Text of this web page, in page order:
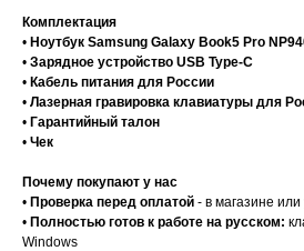
Комплектация
• Ноутбук Samsung Galaxy Book5 Pro
• Зарядное устройство USB Type-C
• Кабель питания для России
• Лазерная гравировка клавиатуры для
• Гарантийный талон
• Чек
Почему покупают у нас
• Проверка перед оплатой - в магазине или
• Полностью готов к работе на русском:
Windows